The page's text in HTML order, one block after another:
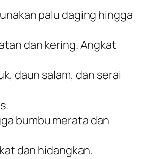
palu daging hingga
dan kering. Angkat
daun salam, dan serai
bumbu merata dan
dan hidangkan.